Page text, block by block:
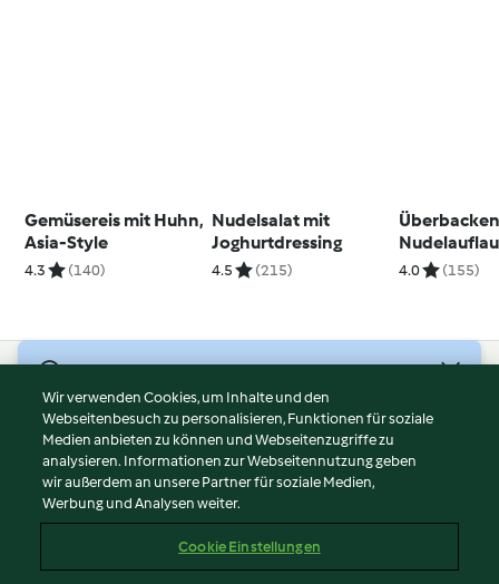
Gemüsereis mit Huhn,
Asia-Style
4.3 (140)
Nudelsalat mit
Joghurtdressing
4.5 (215) 4.0 (155)
Nutzungsbedingungen
Datenschutzrichtlinien
Disclaimer
Impressum
Inhalt melden
Wir verwenden Cookies, um Inhalte und den
Webseitenbesuch zu personalisieren, Funktionen für soziale
Medien anbieten zu können und Webseitenzugriffe zu
analysieren. Informationen zur Webseitennutzung geben
wir außerdem an unsere Partner für soziale Medien,
Werbung und Analysen weiter.
Cookie Einstellungen